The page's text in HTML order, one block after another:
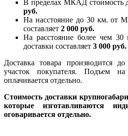
В пределах МКАД стоимость
руб.
На насcтояние до 30 км. от
составляет 2 000 руб.
На расстояние более чем
доставки составляет 3 000 руб.
Доставка товара производится
участок покупателя. Подъем
оплачивается отдельно.
Стоимость доставки
которые изготавливаются
оговаривается отдельно.